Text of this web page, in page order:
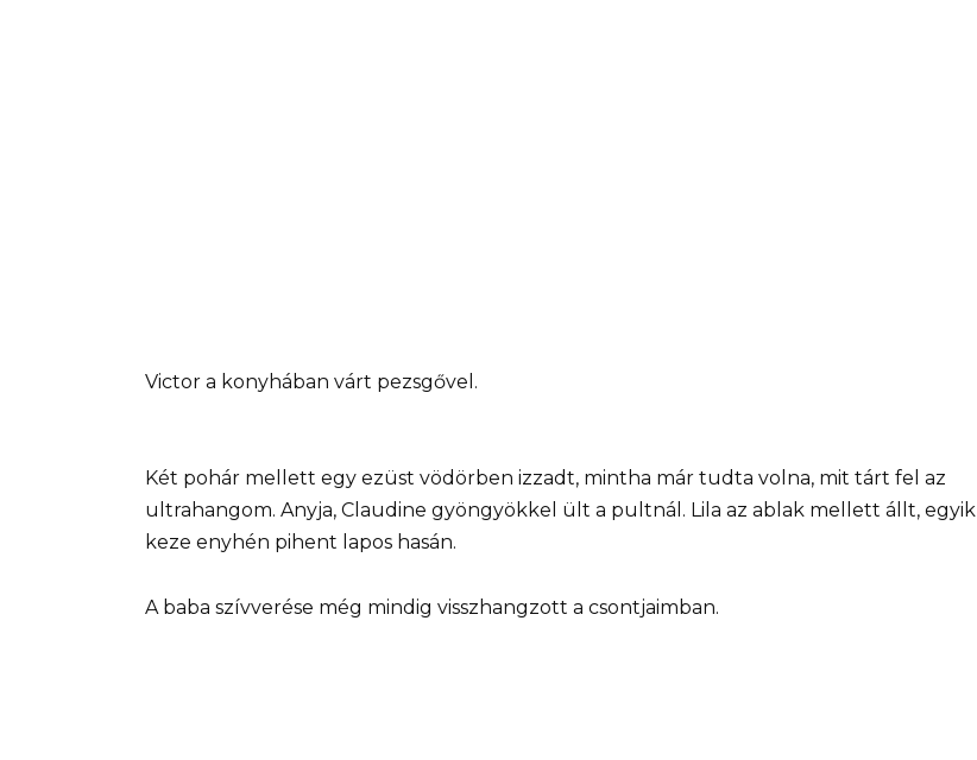
Victor a konyhában várt pezsgővel.
Két pohár mellett egy ezüst vödörben izzadt, mintha már tudta volna, mit tárt fel az
ultrahangom. Anyja, Claudine gyöngyökkel ült a pultnál. Lila az ablak mellett állt, egyik
keze enyhén pihent lapos hasán.
A baba szívverése még mindig visszhangzott a csontjaimban.